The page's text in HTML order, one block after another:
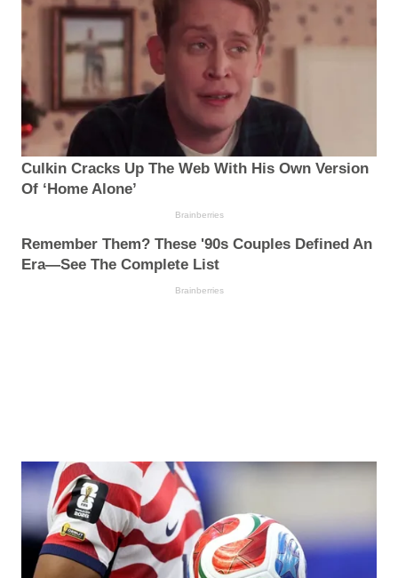
Culkin Cracks Up The Web With His Own Version
Of ‘Home Alone’
Brainberries
Remember Them? These '90s Couples Defined An
Era—See The Complete List
Brainberries